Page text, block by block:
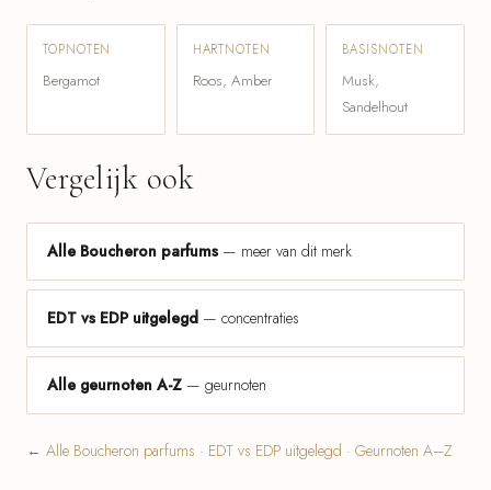
TOPNOTEN
Bergamot
HARTNOTEN
Roos, Amber
BASISNOTEN
Musk,
Sandelhout
Vergelijk ook
Alle Boucheron parfums — meer van dit merk
EDT vs EDP uitgelegd — concentraties
Alle geurnoten A-Z — geurnoten
← Alle Boucheron parfums · EDT vs EDP uitgelegd · Geurnoten A–Z